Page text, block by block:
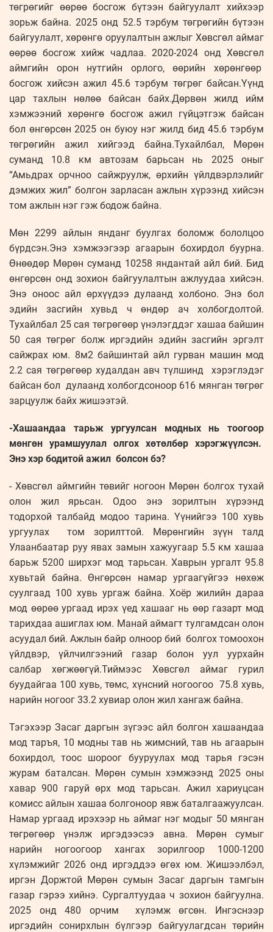
төгрөгийг өөрөө босгож бүтээн байгуулалт хийхээр
зорьж байна. 2025 онд 52.5 тэрбум төгрөгийн бүтээн
байгуулалт, хөрөнгө оруулалтын ажлыг Хөвсгөл аймаг
өөрөө босгож хийж чадлаа. 2020-2024 онд Хөвсгөл
аймгийн орон нутгийн орлого, өөрийн хөрөнгөөр
босгож хийсэн ажил 45.6 тэрбум төгрөг байсан.Үүнд
цар тахлын нөлөө байсан байх.Дөрвөн жилд ийм
хэмжээний хөрөнгө босгож ажил гүйцэтгэж байсан
бол өнгөрсөн 2025 он буюу нэг жилд бид 45.6 тэрбум
төгрөгийн ажил хийгээд байна.Тухайлбал, Мөрөн
суманд 10.8 км автозам барьсан нь 2025 оныг
“Амьдрах орчноо сайжруулж, өрхийн үйлдвэрлэлийг
дэмжих жил” болгон зарласан ажлын хүрээнд хийсэн
том ажлын нэг гэж бодож байна.
Мөн 2299 айлын янданг буулгах боломж бололцоо
бүрдсэн.Энэ хэмжээгээр агаарын бохирдол буурна.
Өнөөдөр Мөрөн суманд 10258 яндантай айл бий. Бид
өнгөрсөн онд зохион байгуулалтын ажлуудаа хийсэн.
Энэ оноос айл өрхүүдээ дулаанд холбоно. Энэ бол
эдийн засгийн хувьд ч өндөр ач холбогдолтой.
Тухайлбал 25 сая төгрөгөөр үнэлэгддэг хашаа байшин
50 сая төгрөг болж иргэдийн эдийн засгийн эргэлт
сайжрах юм. 8м2 байшинтай айл гурван машин мод
2.2 сая төгрөгөөр худалдан авч түлшинд хэрэглэдэг
байсан бол дулаанд холбогдсоноор 616 мянган төгрөг
зарцуулж байх жишээтэй.
-Хашаандаа тарьж ургуулсан модных нь тоогоор
мөнгөн урамшуулал олгох хөтөлбөр хэрэгжүүлсэн.
Энэ хэр бодитой ажил болсон бэ?
- Хөвсгөл аймгийн төвийг ногоон Мөрөн болгох тухай
олон жил ярьсан. Одоо энэ зорилтын хүрээнд
тодорхой талбайд модоо тарина. Үүнийгээ 100 хувь
ургуулах том зорилттой. Мөрөнгийн зүүн талд
Улаанбаатар руу явах замын хажуугаар 5.5 км хашаа
барьж 5200 ширхэг мод тарьсан. Хаврын ургалт 95.8
хувьтай байна. Өнгөрсөн намар ургаагүйгээ нөхөж
суулгаад 100 хувь ургаж байна. Хоёр жилийн дараа
мод өөрөө ургаад ирэх үед хашааг нь өөр газарт мод
тарихдаа ашиглах юм. Манай аймагт тулгамдсан олон
асуудал бий. Ажлын байр олноор бий болгох томоохон
үйлдвэр, үйлчилгээний газар болон уул уурхайн
салбар хөгжөөгүй.Тиймээс Хөвсгөл аймаг гурил
буудайгаа 100 хувь, төмс, хүнсний ногоогоо 75.8 хувь,
нарийн ногоог 33.2 хувиар олон жил хангаж байна.
Тэгэхээр Засаг даргын зүгээс айл болгон хашаандаа
мод таръя, 10 модны тав нь жимсний, тав нь агаарын
бохирдол, тоос шороог бууруулах мод тарья гэсэн
журам баталсан. Мөрөн сумын хэмжээнд 2025 оны
хавар 900 гаруй өрх мод тарьсан. Ажил хариуцсан
комисс айлын хашаа болгоноор явж баталгаажуулсан.
Намар ургаад ирэхээр нь аймаг нэг модыг 50 мянган
төгрөгөөр үнэлж иргэдээсээ авна. Мөрөн сумыг
нарийн ногоогоор хангах зорилгоор 1000-1200
хүлэмжийг 2026 онд иргэддээ өгөх юм. Жишээлбэл,
иргэн Доржтой Мөрөн сумын Засаг даргын тамгын
газар гэрээ хийнэ. Сургалтуудаа ч зохион байгуулна.
2025 онд 480 орчим хүлэмж өгсөн. Ингэснээр
иргэдийн сонирхлын бүлгээр байгуулагдсан төрийн